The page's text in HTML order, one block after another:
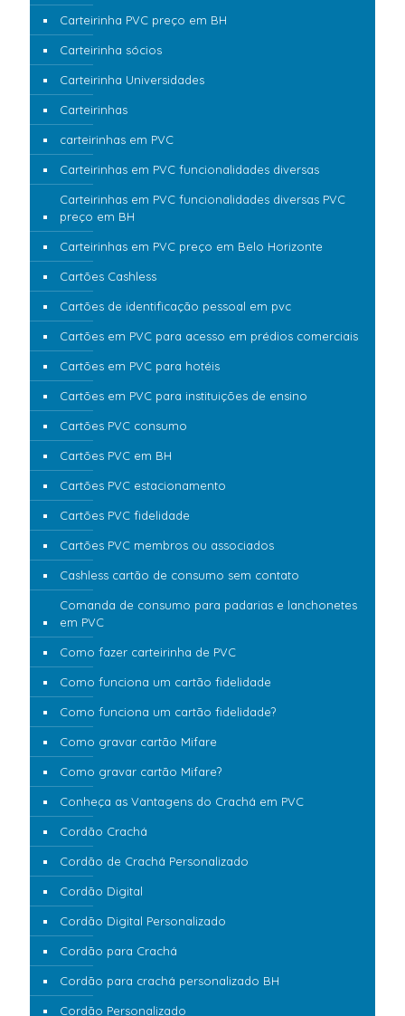
Carteirinha PVC preço em BH
Carteirinha sócios
Carteirinha Universidades
Carteirinhas
carteirinhas em PVC
Carteirinhas em PVC funcionalidades diversas
Carteirinhas em PVC funcionalidades diversas PVC
preço em BH
Carteirinhas em PVC preço em Belo Horizonte
Cartões Cashless
Cartões de identificação pessoal em pvc
Cartões em PVC para acesso em prédios comerciais
Cartões em PVC para hotéis
Cartões em PVC para instituições de ensino
Cartões PVC consumo
Cartões PVC em BH
Cartões PVC estacionamento
Cartões PVC fidelidade
Cartões PVC membros ou associados
Cashless cartão de consumo sem contato
Comanda de consumo para padarias e lanchonetes
em PVC
Como fazer carteirinha de PVC
Como funciona um cartão fidelidade
Como funciona um cartão fidelidade?
Como gravar cartão Mifare
Como gravar cartão Mifare?
Conheça as Vantagens do Crachá em PVC
Cordão Crachá
Cordão de Crachá Personalizado
Cordão Digital
Cordão Digital Personalizado
Cordão para Crachá
Cordão para crachá personalizado BH
Cordão Personalizado